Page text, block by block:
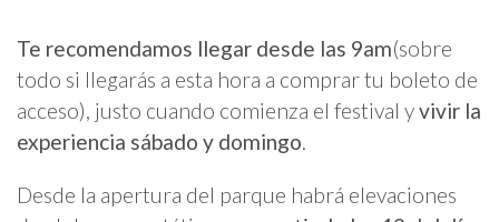
Te recomendamos llegar desde las 9am(sobre
todo si llegarás a esta hora a comprar tu boleto de
acceso), justo cuando comienza el festival yvivir la
experiencia sábado y domingo.
Desde la apertura del parque habrá elevaciones